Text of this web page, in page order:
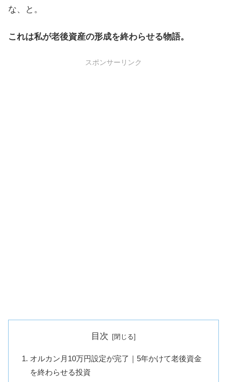
な、と。
これは私が老後資産の形成を終わらせる物語。
スポンサーリンク
目次
オルカン月10万円設定が完了｜5年かけて老後資金
を終わらせる投資